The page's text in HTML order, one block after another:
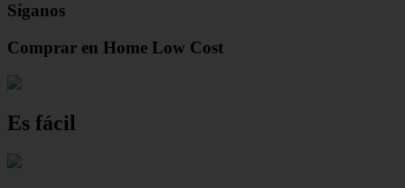
Síganos
Comprar en Home Low Cost
Es fácil